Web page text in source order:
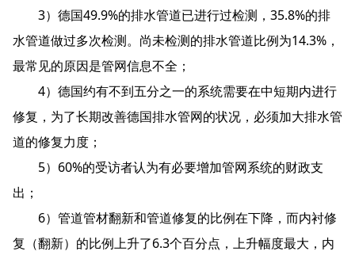
3）德国49.9%的排水管道已进行过检测，35.8%的排
水管道做过多次检测。尚未检测的排水管道比例为14.3%，
最常见的原因是管网信息不全；
4）德国约有不到五分之一的系统需要在中短期内进行
修复，为了长期改善德国排水管网的状况，必须加大排水管
道的修复力度；
5）60%的受访者认为有必要增加管网系统的财政支
出；
6）管道管材翻新和管道修复的比例在下降，而内衬修
复（翻新）的比例上升了6.3个百分点，上升幅度最大，内